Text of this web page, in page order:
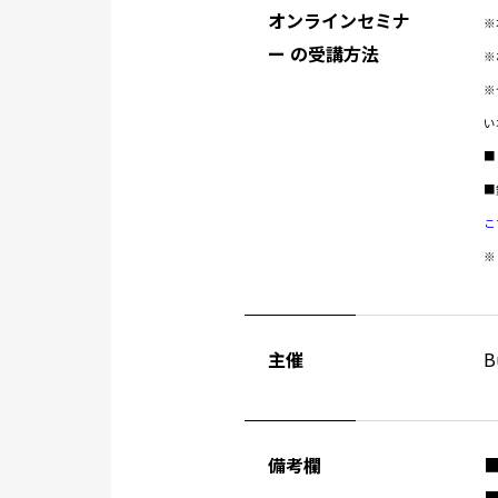
オンラインセミナ
ー の受講方法
※
※
※
■
■
※
主催
備考欄